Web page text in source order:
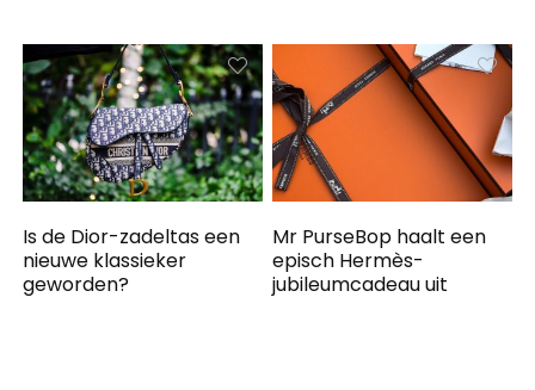
Is de Dior-zadeltas een
nieuwe klassieker
geworden?
Mr PurseBop haalt een
episch Hermès-
jubileumcadeau uit